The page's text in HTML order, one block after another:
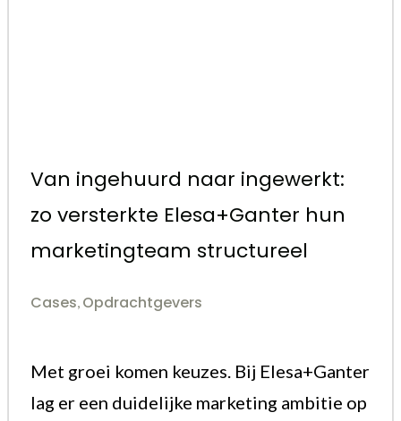
Van ingehuurd naar ingewerkt:
zo versterkte Elesa+Ganter hun
marketingteam structureel
Cases Opdrachtgevers
Met groei komen keuzes. Bij Elesa+Ganter
lag er een duidelijke marketing ambitie op